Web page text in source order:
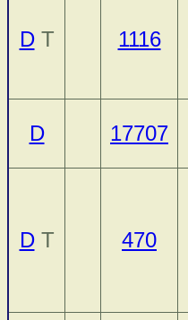
DT 1116
D 17707
DT 470